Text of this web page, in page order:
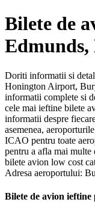
Bilete de
Doriti informatii si
Honington Airport,
informatii complete si
cele mai ieftine bilete
informatii despre
asemenea,
ICAO pentru toate
pentru a afla mai
bilete avion low cost
Adresa aeroportului:
Bilete de avion